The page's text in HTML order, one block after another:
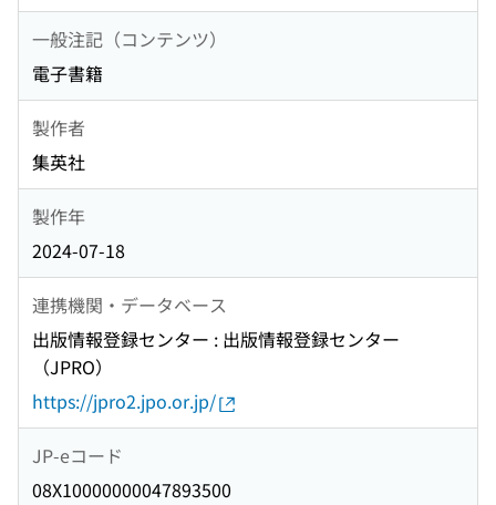
一般注記（コンテンツ）
電子書籍
製作者
集英社
製作年
2024-07-18
連携機関・データベース
出版情報登録センター : 出版情報登録センター
（JPRO）
https://jpro2.jpo.or.jp/
JP-eコード
08X10000000047893500